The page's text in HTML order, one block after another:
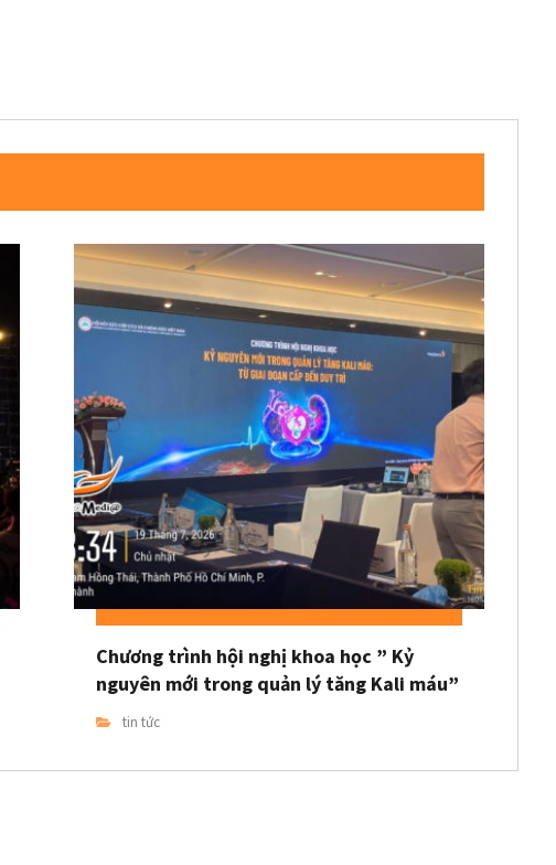
Chương trình hội nghị khoa học ” Kỷ
nguyên mới trong quản lý tăng Kali máu”
tin tức